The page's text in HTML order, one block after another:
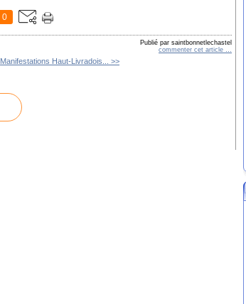
0
Publié par saintbonnetlechastel
commenter cet article …
Manifestations Haut-Livradois... >>